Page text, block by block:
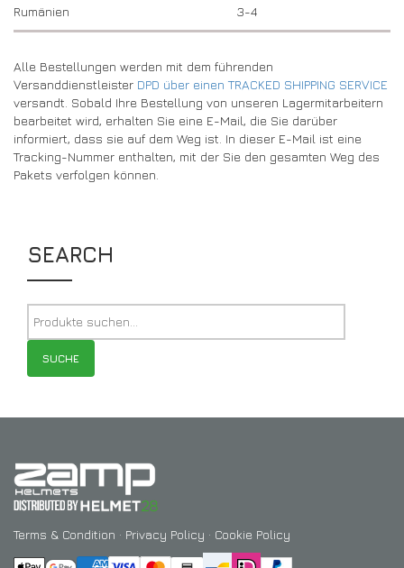
Rumänien 3-4
Alle Bestellungen werden mit dem führenden
Versanddienstleister DPD über einen TRACKED SHIPPING SERVICE
versandt. Sobald Ihre Bestellung von unseren Lagermitarbeitern
bearbeitet wird, erhalten Sie eine E-Mail, die Sie darüber
informiert, dass sie auf dem Weg ist. In dieser E-Mail ist eine
Tracking-Nummer enthalten, mit der Sie den gesamten Weg des
Pakets verfolgen können.
SEARCH
SUCHE
Terms & Condition · Privacy Policy · Cookie Policy